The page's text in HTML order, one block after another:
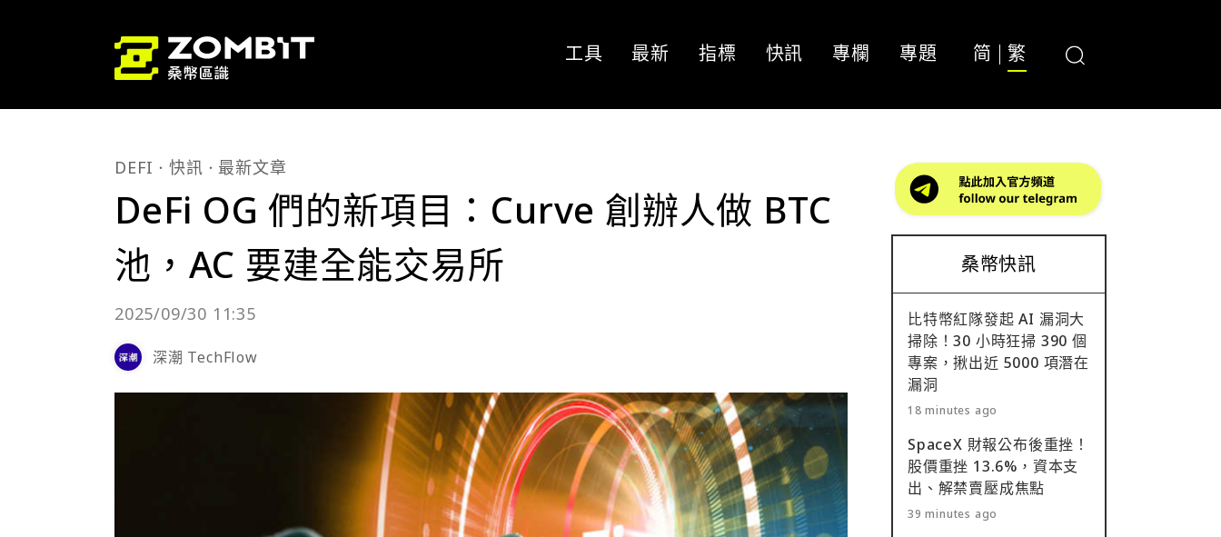
工具 最新 指標 快訊 專欄 專題 简 繁
DEFI 快訊 最新文章
DeFi OG 們的新項目：Curve 創辦人做 BTC
池，AC 要建全能交易所
2025/09/30 11:35
深潮 TechFlow
桑幣快訊
比特幣紅隊發起 AI 漏洞大
掃除！30 小時狂掃 390 個
專案，揪出近 5000 項潛在
漏洞
18 minutes ago
SpaceX 財報公布後重挫！
股價重挫 13.6%，資本支
出、解禁賣壓成焦點
39 minutes ago